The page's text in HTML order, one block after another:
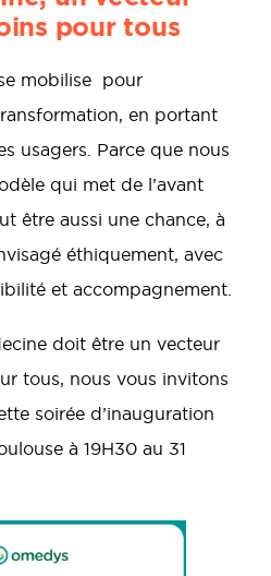
pour tous
mobilise pour
en portant
usagers. Parce que nous
qui met de l’avant
être aussi une chance, à
éthiquement, avec
et accompagnement.
doit être un vecteur
tous, nous vous invitons
soirée d’inauguration
à 19H30 au 31